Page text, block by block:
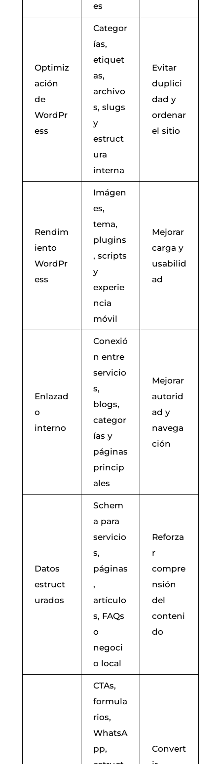
es
Optimiz
ación
de
WordPr
ess
Categor
ías,
etiquet
as,
archivo
s, slugs
y
estruct
ura
interna
Evitar
duplici
dad y
ordenar
el sitio
Rendim
iento
WordPr
ess
Imágen
es,
tema,
plugins
, scripts
y
experie
ncia
móvil
Mejorar
carga y
usabilid
ad
Enlazad
o
interno
Conexió
n entre
servicio
s,
blogs,
categor
ías y
páginas
princip
ales
Mejorar
autorid
ad y
navega
ción
Datos
estruct
urados
Schem
a para
servicio
s,
páginas
,
artículo
s, FAQs
o
negoci
o local
Reforza
r
compre
nsión
del
conteni
do
CTAs,
formula
rios,
WhatsA
pp,
Convert